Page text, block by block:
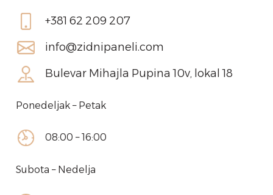
+381 62 209 207
info@zidnipaneli.com
Bulevar Mihajla Pupina 10v, lokal 18
Ponedeljak – Petak
08:00 – 16:00
Subota – Nedelja